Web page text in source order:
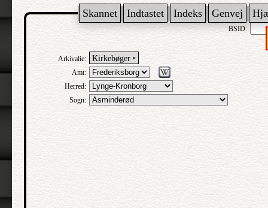
Skannet Indtastet Indeks Genvej
BSID:
Arkivalie: Kirkebøger ‣
Amt:
Herred:
Sogn: